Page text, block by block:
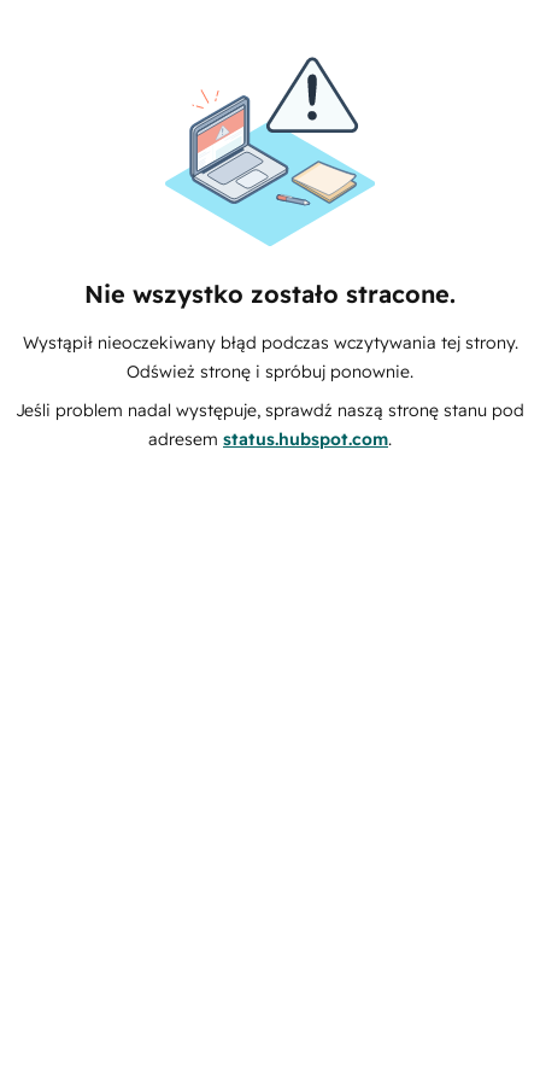
Nie wszystko zostało stracone.
Wystąpił nieoczekiwany błąd podczas wczytywania tej strony.
Odśwież stronę i spróbuj ponownie.
Jeśli problem nadal występuje, sprawdź naszą stronę stanu pod
adresem status.hubspot.com.